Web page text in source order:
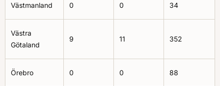
Västmanland 0 0 34
Västra
Götaland
9 11 352
Örebro 0 0 88